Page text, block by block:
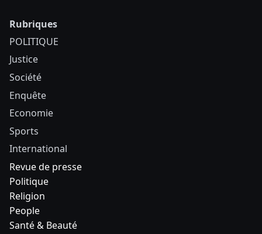
Rubriques
POLITIQUE
Justice
Société
Enquête
Economie
Sports
International
Revue de presse
Politique
Religion
People
Santé & Beauté